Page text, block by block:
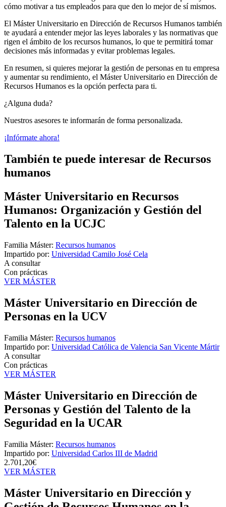
cómo motivar a tus empleados para que den lo mejor de sí mismos.
El Máster Universitario en Dirección de Recursos Humanos también
te ayudará a entender mejor las leyes laborales y las normativas que
rigen el ámbito de los recursos humanos, lo que te permitirá tomar
decisiones más informadas y evitar problemas legales.
En resumen, si quieres mejorar la gestión de personas en tu empresa
y aumentar su rendimiento, el Máster Universitario en Dirección de
Recursos Humanos es la opción perfecta para ti.
¿Alguna duda?
Nuestros asesores te informarán de forma personalizada.
¡Infórmate ahora!
También te puede interesar de Recursos
humanos
Máster Universitario en Recursos
Humanos: Organización y Gestión del
Talento en la UCJC
Familia Máster: Recursos humanos
Impartido por: Universidad Camilo José Cela
A consultar
Con prácticas
VER MÁSTER
Máster Universitario en Dirección de
Personas en la UCV
Familia Máster: Recursos humanos
Impartido por: Universidad Católica de Valencia San Vicente Mártir
A consultar
Con prácticas
VER MÁSTER
Máster Universitario en Dirección de
Personas y Gestión del Talento de la
Seguridad en la UCAR
Familia Máster: Recursos humanos
Impartido por: Universidad Carlos III de Madrid
2.701,20€
VER MÁSTER
Máster Universitario en Dirección y